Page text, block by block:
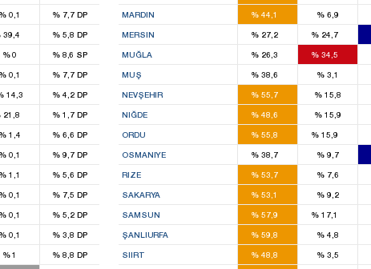
% 0,1 % 7,7 DP
39,4 % 5,8 DP
%0 %8,6 SP
% 0,1 % 7,7 DP
14,3 % 4,2 DP
21,8
1
% 1,7 DP
% 1,4 % 6,6 DP
% 0,1 % 9,7 DP
% 1,1 % 5,6 DP
% 0,1 % 7,5 DP
% 0,1 % 5,2 DP
% 0,1 % 3,8 DP
%1 % 8,8 DP
MARDIN % 44,1 % 6,9
MERSIN % 27,2 % 24,7
MUĞLA % 26,3 % 34,5
MUŞ % 38,6 % 3,1
NEVŞEHIR % 55,7 % 15,8
NIĞDE % 48,6 % 15,9
ORDU % 55,8 % 15,9
OSMANIYE % 38,7 % 9,7
RIZE % 53,7 % 7,6
SAKARYA % 53,1 % 9,2
SAMSUN % 57,9 % 17,1
ŞANLIURFA % 59,8 % 4,8
SIIRT % 48,8 % 3,5
2